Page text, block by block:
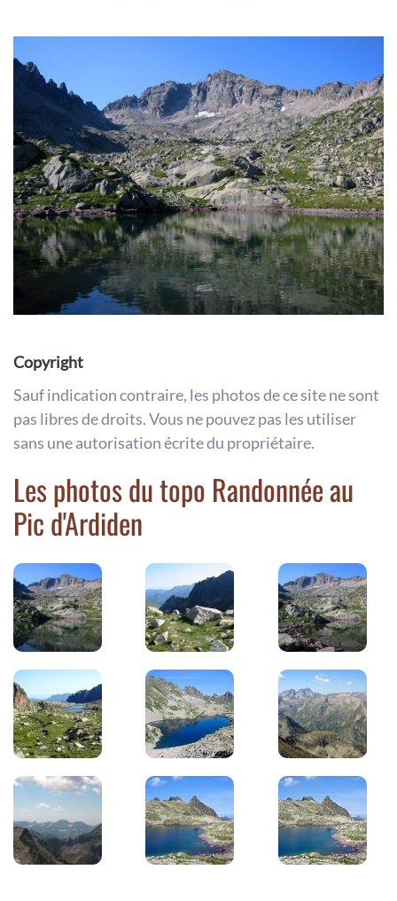
Copyright
Sauf indication contraire, les photos de ce site ne sont
pas libres de droits. Vous ne pouvez pas les utiliser
sans une autorisation écrite du propriétaire.
Les photos du topo Randonnée au
Pic d'Ardiden